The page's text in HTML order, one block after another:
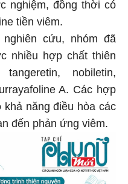
nghiệm, đồng thời có
tiền viêm.
cứu, nhóm đã
nhiều hợp chất thiên
nobiletin,
A. Các hợp
năng điều hòa các
đến phản ứng viêm.